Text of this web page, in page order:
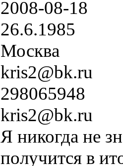
2008-08-18
26.6.1985
Москва
kris2@bk.ru
298065948
kris2@bk.ru
Я никогда не
получится в